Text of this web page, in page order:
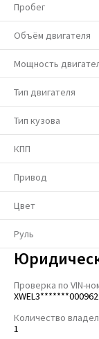
Пробег
Объём двигателя
Мощность
Тип двигателя
Тип кузова
КПП
Привод
Цвет
Руль
Проверка по VIN-
XWEL3*******000962
Количество
1